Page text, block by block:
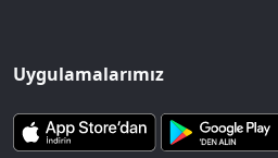
Uygulamalarımız